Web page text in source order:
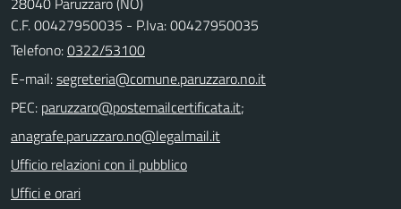
C.F. 00427950035 - P.Iva: 00427950035
Telefono:0322/53100
E-mail:
PEC:
;
Ufficio relazioni con il pubblico
Uffici e orari